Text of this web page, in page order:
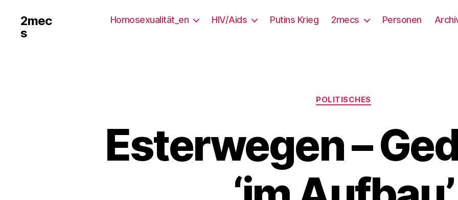
2mec
s
Homosexualität_en HIV/Aids Putins Krieg 2mecs Personen
Kategorien
POLITISCHES
Esterwegen –